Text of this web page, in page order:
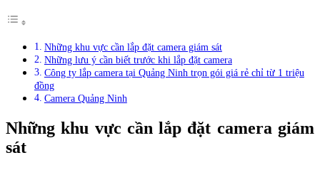
Những khu vực cần lắp đặt camera giám sát
Những lưu ý cần biết trước khi lắp đặt camera
Công ty lắp camera tại Quảng Ninh trọn gói giá rẻ chỉ từ 1 triệu
đồng
Camera Quảng Ninh
Những khu vực cần lắp đặt camera giám
sát